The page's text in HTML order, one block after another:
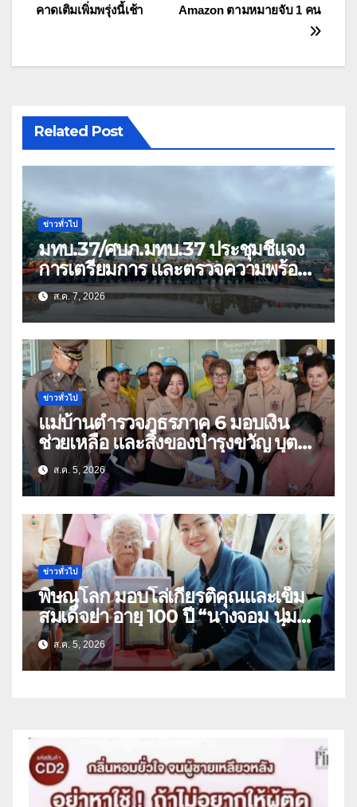
Amazon ตามหมายจับ 1 คน
คาดเติมเพิ่มพรุ่งนี้เช้า
Related Post
ข่าวทั่วไป
มทบ.37/ศบภ.มทบ.37 ประชุมชี้แจง
การเตรียมการ และตรวจความพร้อม
ด้านการบรรเทาสาธารณภัย
ส.ค. 7, 2026
ข่าวทั่วไป
แม่บ้านตำรวจภูธรภาค 6 มอบเงิน
ช่วยเหลือ และสิ่งของบำรุงขวัญ บุตร-
ธิดา ข้าราชการตำรวจจังหวัด
อุทัยธานี
ส.ค. 5, 2026
ข่าวทั่วไป
พิษณุโลก มอบโล่เกียรติคุณและเข็ม
สมเด็จย่า อายุ 100 ปี “นางจอม นุ่ม
เนตร” ตำบลบ้านกร่าง อำเภอเมือง
ส.ค. 5, 2026